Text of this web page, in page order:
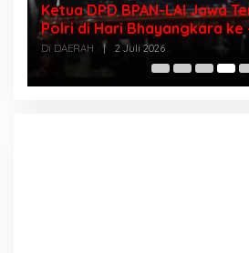
Ketua DPD BPAN-LAI Jawa
Polri di Hari Bhayangkara ke
Di DAERAH | 2 Juli 2026